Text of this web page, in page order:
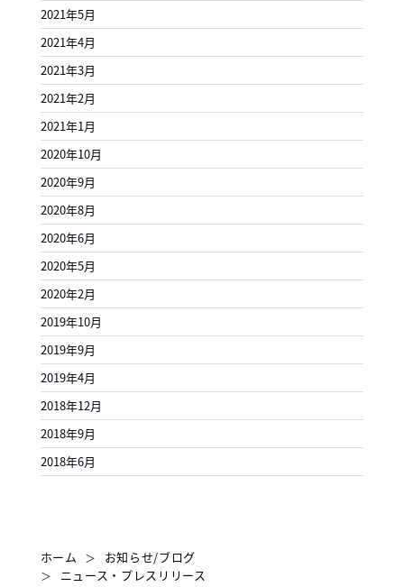
2021年5月
2021年4月
2021年3月
2021年2月
2021年1月
2020年10月
2020年9月
2020年8月
2020年6月
2020年5月
2020年2月
2019年10月
2019年9月
2019年4月
2018年12月
2018年9月
2018年6月
ホーム
お知らせ/ブログ
ニュース・プレスリリース